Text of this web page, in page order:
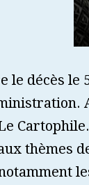
le décès
thèmes